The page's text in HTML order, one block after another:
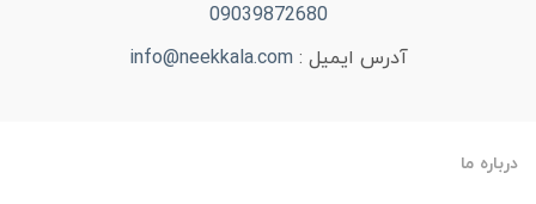
09039872680
آدرس ایمیل : info@neekkala.com
درباره ما